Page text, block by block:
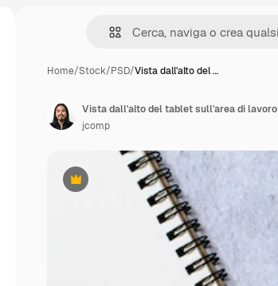
Home/Stock/PSD/Vista dall'alto del …
Premium
Vista dall'alto del tablet sull'area di lavoro
jcomp